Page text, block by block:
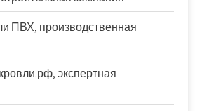
ПВХ, производственная
экспертная